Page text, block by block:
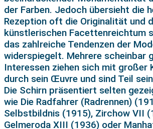
der Farben. Jedoch übersieht die
Rezeption oft die Originalität und
künstlerischen Facettenreichtum
das zahlreiche Tendenzen der
widerspiegelt. Mehrere scheinbar
Interessen ziehen sich mit großer
durch sein Œuvre und sind Teil
Die Schirn präsentiert selten
wie Die Radfahrer (Radrennen)
Selbstbildnis (1915), Zirchow VII
Gelmeroda XIII (1936) oder